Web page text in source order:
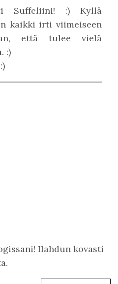
Suffeliini! :) Kyllä
kaikki irti viimeiseen
että tulee vielä
:)
Ilahdun kovasti